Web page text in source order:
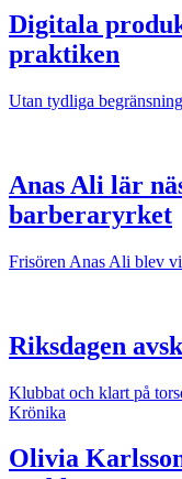
Digitala
praktiken
Utan tydliga
Anas Ali lär
barberaryrket
Frisören Anas Ali blev
Riksdagen
Klubbat och klart på
Krönika
Olivia